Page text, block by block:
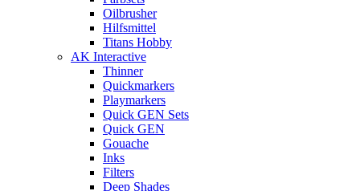
Oilbrusher
Hilfsmittel
Titans Hobby
AK Interactive
Thinner
Quickmarkers
Playmarkers
Quick GEN Sets
Quick GEN
Gouache
Inks
Filters
Deep Shades